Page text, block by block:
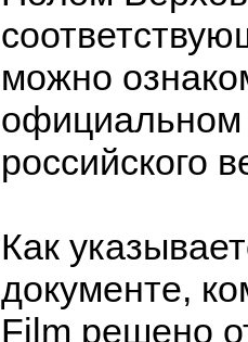
можно
официальном
российского
Как
документе,
Film решено